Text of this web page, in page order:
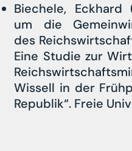
Biechele, Eckhard
um die
des
Eine Studie zur
Wissell in der
Republik“. Freie